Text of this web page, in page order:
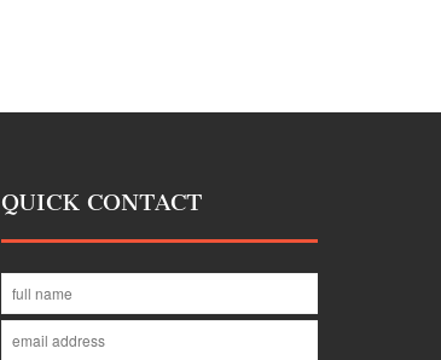
QUICK CONTACT